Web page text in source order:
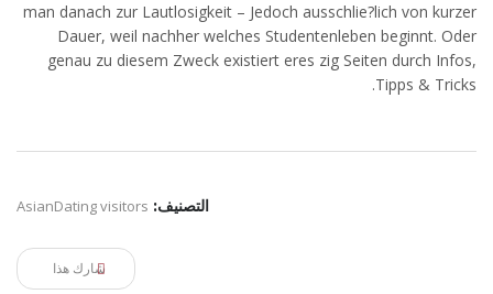
man danach zur Lautlosigkeit – Jedoch ausschlie?lich von kurzer
Dauer, weil nachher welches Studentenleben beginnt. Oder
genau zu diesem Zweck existiert eres zig Seiten durch Infos,
Tipps & Tricks.
التصنيف: AsianDating visitors
شارك هذا